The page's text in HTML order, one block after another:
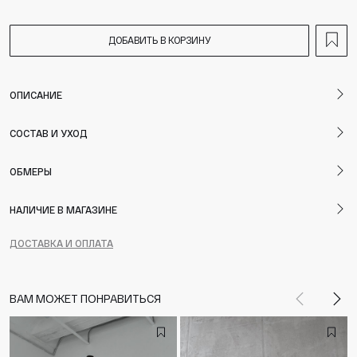
ДОБАВИТЬ В КОРЗИНУ
ОПИСАНИЕ
СОСТАВ И УХОД
ОБМЕРЫ
НАЛИЧИЕ В МАГАЗИНЕ
ДОСТАВКА И ОПЛАТА
ВАМ МОЖЕТ ПОНРАВИТЬСЯ Назад